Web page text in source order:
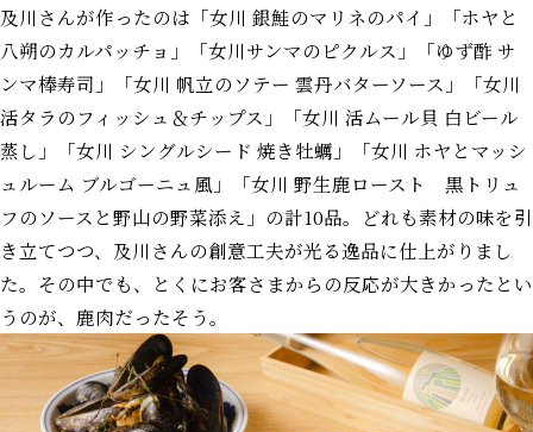
及川さんが作ったのは「女川 銀鮭のマリネのパイ」「ホヤと
八朔のカルパッチョ」「女川サンマのピクルス」「ゆず酢 サ
ンマ棒寿司」「女川 帆立のソテー 雲丹バターソース」「女川
活タラのフィッシュ＆チップス」「女川 活ムール貝 白ビール
蒸し」「女川 シングルシード 焼き牡蠣」「女川 ホヤとマッシ
ュルーム ブルゴーニュ風」「女川 野生鹿ロースト 黒トリュ
フのソースと野山の野菜添え」の計10品。どれも素材の味を引
き立てつつ、及川さんの創意工夫が光る逸品に仕上がりまし
た。その中でも、とくにお客さまからの反応が大きかったとい
うのが、鹿肉だったそう。